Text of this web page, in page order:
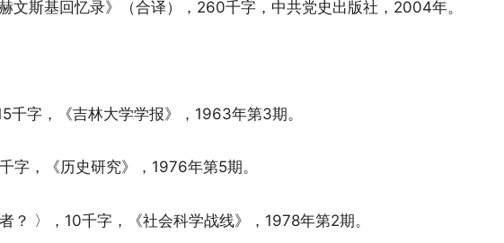
斯基回忆录》（合译），260千字，中共党史出版社，2004年。
千字，《吉林大学学报》，1963年第3期。
字，《历史研究》，1976年第5期。
？ 〉，10千字，《社会科学战线》，1978年第2期。